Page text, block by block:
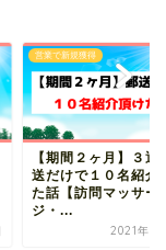
営業で新規獲得
【期間２ヶ月】３通
送だけで１０名紹介
た話【訪問マッサー
ジ・...
2021年7